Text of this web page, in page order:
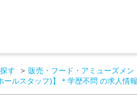
す 販売・フード・アミューズメン
ルスタッフ)】＊学歴不問 の求人情報